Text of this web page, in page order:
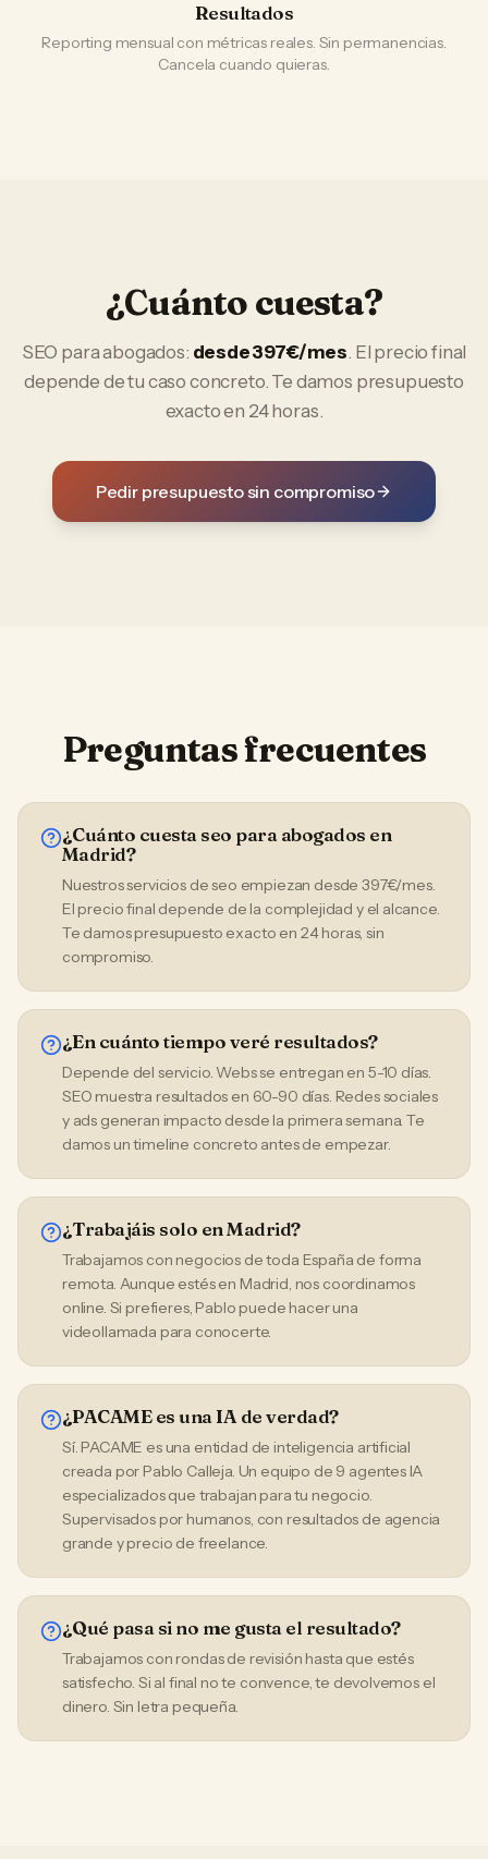
Resultados
Reporting mensual con métricas reales. Sin permanencias.
Cancela cuando quieras.
¿Cuánto cuesta?
SEO paraabogados: desde 397€/mes. El precio final
depende de tu caso concreto. Te damos presupuesto
exacto en 24 horas.
Pedir presupuesto sin compromiso
Preguntas frecuentes
¿Cuánto cuesta seo para abogados en
Madrid?
Nuestros servicios de seo empiezan desde 397€/mes.
El precio final depende de la complejidad y el alcance.
Te damos presupuesto exacto en 24 horas, sin
compromiso.
¿En cuánto tiempo veré resultados?
Depende del servicio. Webs se entregan en 5-10 días.
SEO muestra resultados en 60-90 días. Redes sociales
y ads generan impacto desde la primera semana. Te
damos un timeline concreto antes de empezar.
¿Trabajáis solo en Madrid?
Trabajamos con negocios de toda España de forma
remota. Aunque estés en Madrid, nos coordinamos
online. Si prefieres, Pablo puede hacer una
videollamada para conocerte.
¿PACAME es una IA de verdad?
Sí. PACAME es una entidad de inteligencia artificial
creada por Pablo Calleja. Un equipo de 9 agentes IA
especializados que trabajan para tu negocio.
Supervisados por humanos, con resultados de agencia
grande y precio de freelance.
¿Qué pasa si no me gusta el resultado?
Trabajamos con rondas de revisión hasta que estés
satisfecho. Si al final no te convence, te devolvemos el
dinero. Sin letra pequeña.